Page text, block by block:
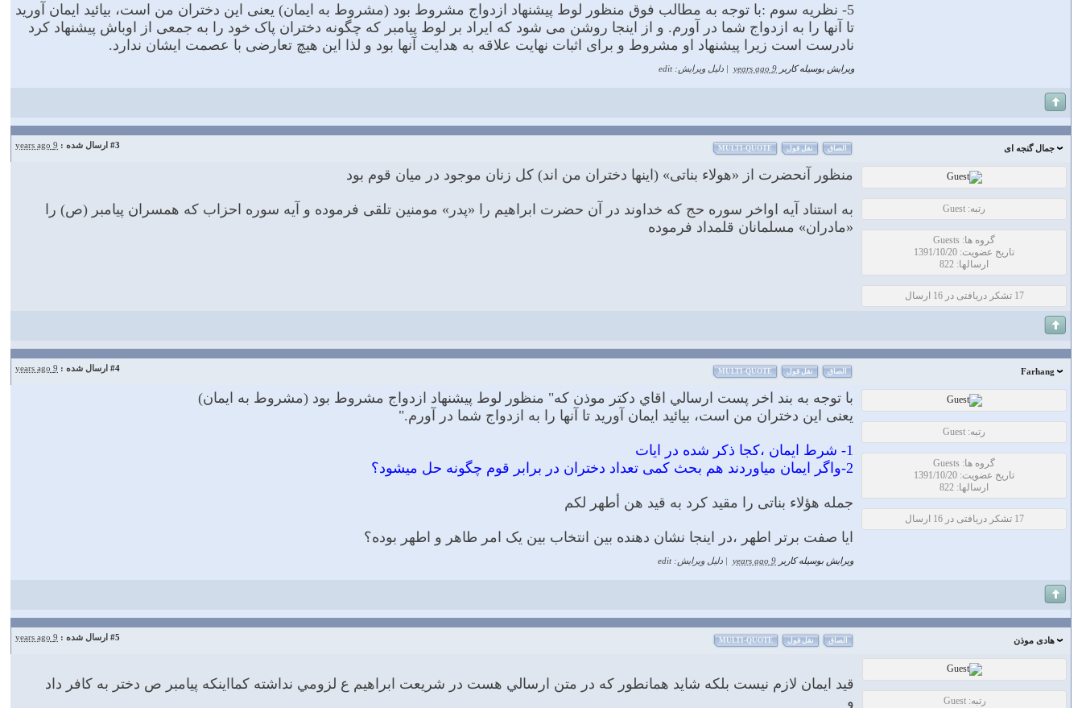
5- نظريه سوم :با توجه به مطالب فوق منظور لوط پیشنهاد ازدواج مشروط بود (مشروط به ایمان) یعنى این دختران من است، بیائید ایمان آورید
تا آنها را به ازدواج شما در آورم. و از اینجا روشن مى شود که ایراد بر لوط پیامبر که چگونه دختران پاک خود را به جمعى از اوباش پیشنهاد کرد
نادرست است زیرا پیشنهاد او مشروط و براى اثبات نهایت علاقه به هدایت آنها بود و لذا این هیچ تعارضی با عصمت ایشان ندارد.
ویرایش بوسیله کاربر 9 years ago دلیل ویرایش: edit
جمال گنجه ای #3 ارسال شده : 9 years ago الصاق نقل قول MULTI-QUOTE
رتبه: Guest
گروه ها: Guests
تاریخ عضویت: 1391/10/20
ارسالها: 822
17 تشکر دریافتی در 16 ارسال
منظور آنحضرت از «هولاء بناتی» (اینها دختران من اند) کل زنان موجود در میان قوم بود
به استناد آیه اواخر سوره حج که خداوند در آن حضرت ابراهیم را «پدر» مومنین تلقی فرموده و آیه سوره احزاب که همسران پیامبر (ص) را
«مادران» مسلمانان قلمداد فرموده
Farhang
#4 ارسال شده : 9 years ago الصاق نقل قول MULTI-QUOTE
رتبه: Guest
گروه ها: Guests
تاریخ عضویت: 1391/10/20
ارسالها: 822
17 تشکر دریافتی در 16 ارسال
با توجه به بند اخر پست ارسالي اقاي دكتر موذن كه" منظور لوط پیشنهاد ازدواج مشروط بود (مشروط به ایمان)
یعنى این دختران من است، بیائید ایمان آورید تا آنها را به ازدواج شما در آورم."
1- شرط ایمان ،کجا ذکر شده در ایات
2-واگر ایمان میاوردند هم بحث کمی تعداد دختران در برابر قوم چگونه حل میشود؟
جمله هؤلاء بناتی را مقید کرد به قید هن أطهر لکم
ایا صفت برتر اطهر ،در اینجا نشان دهنده بین انتخاب بین یک امر طاهر و اطهر بوده؟
ویرایش بوسیله کاربر 9 years ago دلیل ویرایش: edit
هادی موذن #5 ارسال شده : 9 years ago الصاق نقل قول MULTI-QUOTE
رتبه: Guest
قيد ايمان لازم نيست بلكه شايد همانطور كه در متن ارسالي هست در شريعت ابراهيم ع لزومي نداشته كمااينكه پيامبر ص دختر به كافر داد
و